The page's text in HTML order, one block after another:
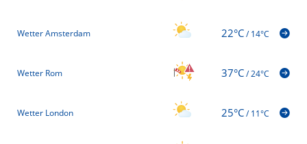
Wetter Amsterdam 22°C/14°C
Wetter Rom 37°C/24°C
Wetter London 25°C/11°C